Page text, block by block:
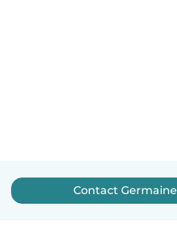
Contact Germaine